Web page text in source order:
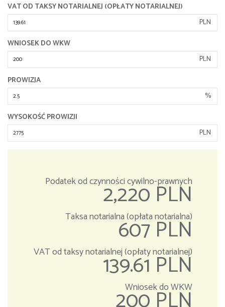
VAT OD TAKSY NOTARIALNEJ (OPŁATY NOTARIALNEJ)
PLN
WNIOSEK DO WKW
PLN
PROWIZJA
%
WYSOKOŚĆ PROWIZJI
PLN
Podatek od czynności cywilno-prawnych
2,220 PLN
Taksa notarialna (opłata notarialna)
607 PLN
VAT od taksy notarialnej (opłaty notarialnej)
139.61 PLN
Wniosek do WKW